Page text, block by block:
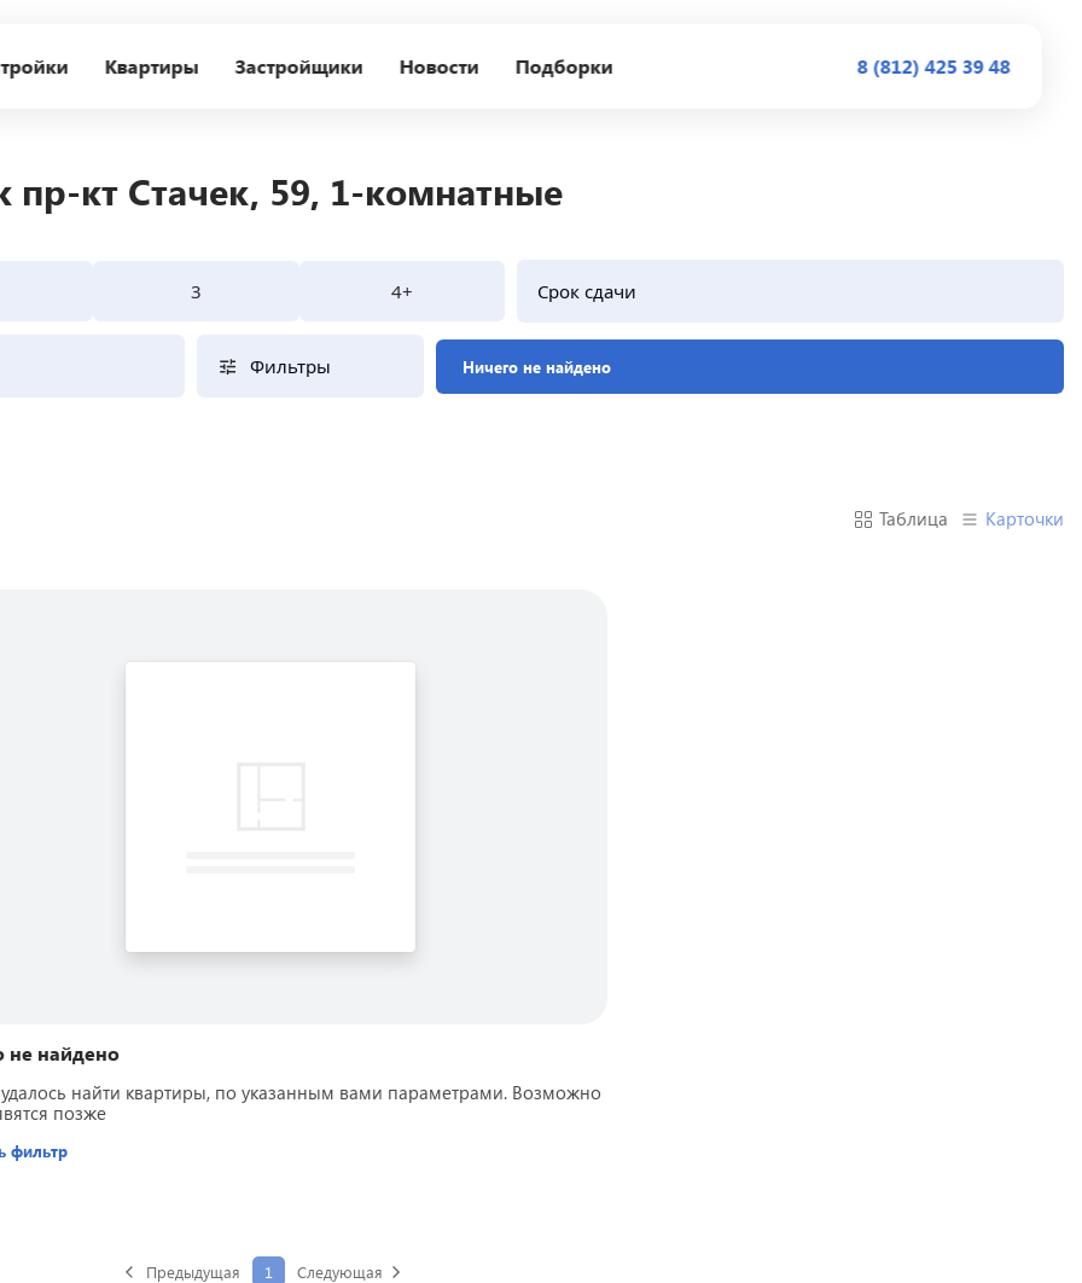
Квартиры Застройщики Новости Подборки 8 (812) 425 39 48
кт Стачек, 59, 1-комнатные
3 4+ Срок сдачи
Фильтры Ничего не найдено
Таблица Карточки
не найдено
найти квартиры, по указанным вами параметрами. Возможно
позже
фильтр
Предыдущая 1 Следующая